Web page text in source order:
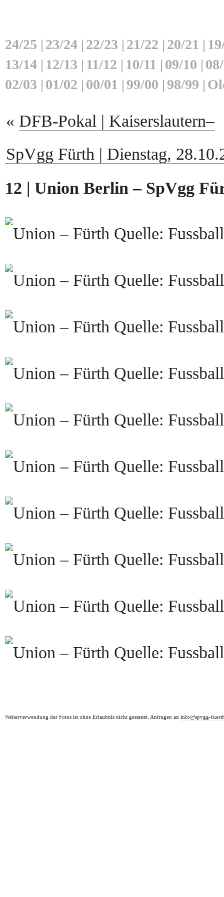
24/25 | 23/24 | 22/23 | 21/22 | 20/21 |
13/14 | 12/13 | 11/12 | 10/11 | 09/10 |
02/03 | 01/02 | 00/01 | 99/00 | 98/99 |
« DFB-Pokal | Kaiserslautern–
SpVgg Fürth | Dienstag,
12 | Union Berlin – SpVgg
Quelle:
Quelle:
Quelle:
Quelle:
Quelle:
Quelle:
Quelle:
Quelle:
Quelle:
Quelle:
Weiterverwendung der Fotos ist ohne Erlaubnis nicht gestattet. Anfragen an info@spvgg-